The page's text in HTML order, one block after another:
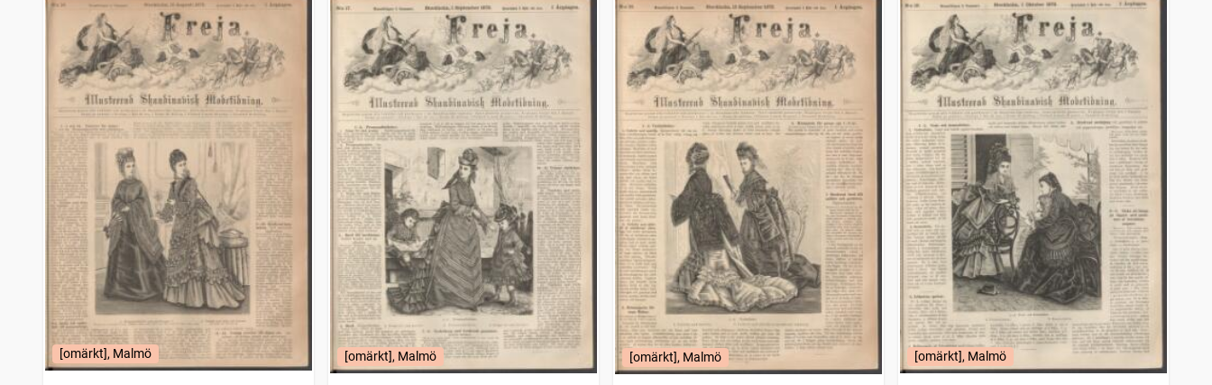
[omärkt], Malmö [omärkt], Malmö [omärkt], Malmö [omärkt], Malmö